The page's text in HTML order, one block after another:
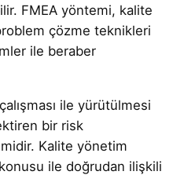
FMEA yöntemi, kalite
çözme teknikleri
ile beraber
ile yürütülmesi
bir risk
Kalite yönetim
ile doğrudan ilişkili